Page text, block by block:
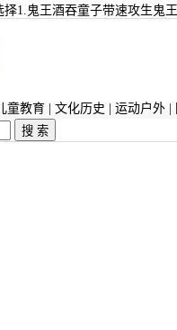
1.鬼王酒吞童子带速攻生鬼
童教育 文化历史 运动户外